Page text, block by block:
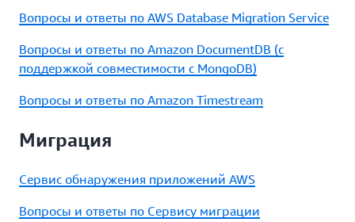
Вопросы и ответы по AWS Database Migration Service
Вопросы и ответы по Amazon DocumentDB (с
поддержкой совместимости с MongoDB)
Вопросы и ответы по Amazon Timestream
Миграция
Сервис обнаружения приложений AWS
Вопросы и ответы по Сервису миграции